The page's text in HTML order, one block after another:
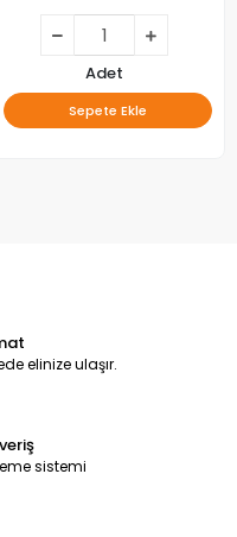
Adet
Sepete Ekle
elinize ulaşır.
sistemi